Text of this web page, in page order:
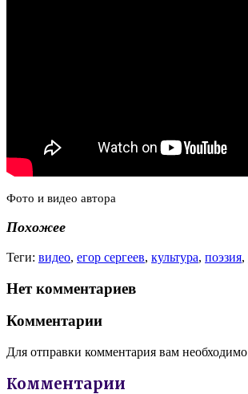
Фото и видео автора
Похожее
Теги: видео, егор сергеев, культура, поэзия,
Нет комментариев
Комментарии
Для отправки комментария вам необходимо
Комментарии